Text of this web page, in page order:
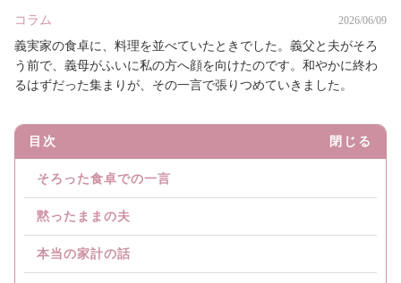
コラム 2026/06/09
義実家の食卓に、料理を並べていたときでした。義父と夫がそろ
う前で、義母がふいに私の方へ顔を向けたのです。和やかに終わ
るはずだった集まりが、その一言で張りつめていきました。
目次 閉じる
そろった食卓での一言
黙ったままの夫
本当の家計の話